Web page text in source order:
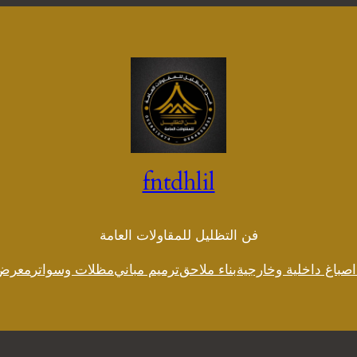
fntdhlil
فن التظليل للمقاولات العامة
اصباغ داخلية وخارجيةبناء ملاحقترميم مبانيمظلات وسواتر معرض